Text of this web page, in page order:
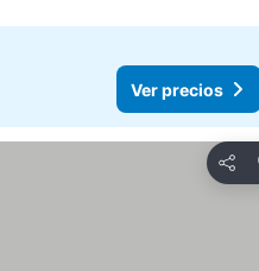
Ver precios